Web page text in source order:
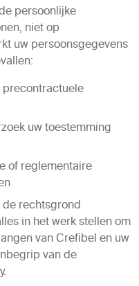
persoonlijke
niet op
uw persoonsgegevens
uw toestemming
of reglementaire
rechtsgrond
in het werk stellen om
van Crefibel en uw
van de